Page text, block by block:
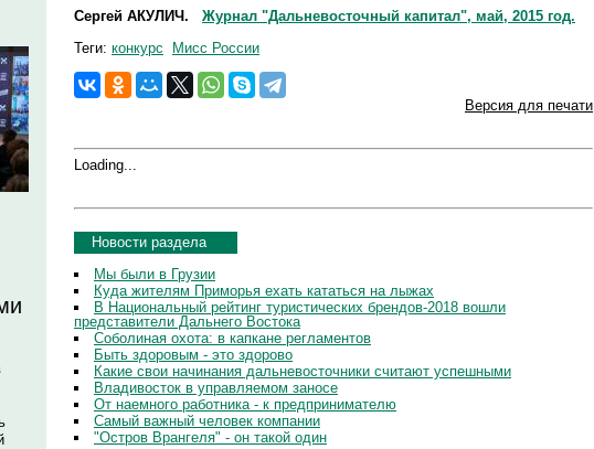
Сергей АКУЛИЧ. Журнал "Дальневосточный капитал", май, 2015 год.
Теги: конкурс Мисс России
Версия для печати
Loading...
Новости раздела
Мы были в Грузии
Куда жителям Приморья ехать кататься на лыжах
В Национальный рейтинг туристических брендов-2018 вошли
представители Дальнего Востока
Соболиная охота: в капкане регламентов
Быть здоровым - это здорово
Какие свои начинания дальневосточники считают успешными
Владивосток в управляемом заносе
От наемного работника - к предпринимателю
Самый важный человек компании
"Остров Врангеля" - он такой один